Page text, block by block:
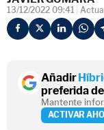
13/12/2022 09:41
Añadir
preferida
Mantente
ACTIVAR